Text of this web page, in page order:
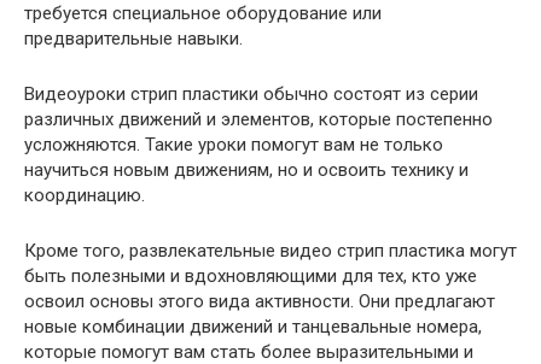
требуется специальное оборудование или
предварительные навыки.
Видеоуроки стрип пластики обычно состоят из серии
различных движений и элементов, которые постепенно
усложняются. Такие уроки помогут вам не только
научиться новым движениям, но и освоить технику и
координацию.
Кроме того, развлекательные видео стрип пластика могут
быть полезными и вдохновляющими для тех, кто уже
освоил основы этого вида активности. Они предлагают
новые комбинации движений и танцевальные номера,
которые помогут вам стать более выразительными и